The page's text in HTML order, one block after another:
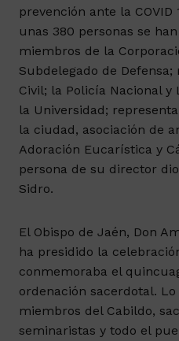
prevención ante la
unas 380 personas se
miembros de la
Subdelegado de
Civil; la Policía Nacional
la Universidad;
la ciudad, asociación de
Adoración Eucarística y
persona de su director
Sidro.
El Obispo de Jaén, Don
ha presidido la
conmemoraba el
ordenación sacerdotal.
miembros del Cabildo,
seminaristas y todo el